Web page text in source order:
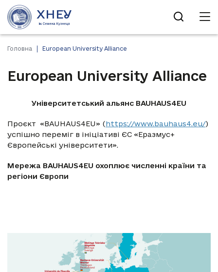
ХНЕУ
ім. Семена Кузнеця
Головна European University Alliance
European University Alliance
Університетський альянс BAUHAUS4EU
Проєкт «BAUHAUS4EU» (https://www.bauhaus4.eu/)
успішно переміг в ініціативі ЄС «Еразмус+
Європейські університети».
Мережа BAUHAUS4EU охоплює численні країни та
регіони Європи